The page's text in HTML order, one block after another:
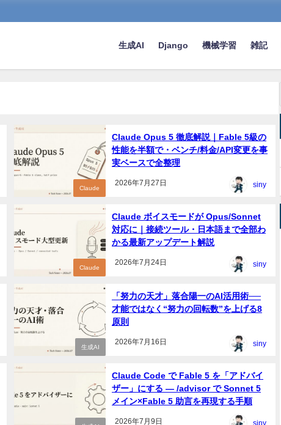
生成AI Django 機械学習 雑記
Claude
Claude Opus 5 徹底解説｜Fable 5級の
性能を半額で・ベンチ/料金/API変更を事
実ベースで全整理
2026年7月27日 siny
Claude
Claude ボイスモードが Opus/Sonnet
対応に｜接続ツール・日本語まで全部わ
かる最新アップデート解説
2026年7月24日 siny
生成AI
「努力の天才」落合陽一のAI活用術──
才能ではなく“努力の回転数”を上げる8
原則
2026年7月16日 siny
Claude Code で Fable 5 を「アドバイ
ザー」にする — /advisor で Sonnet 5
メイン×Fable 5 助言を再現する手順
2026年7月9日 siny